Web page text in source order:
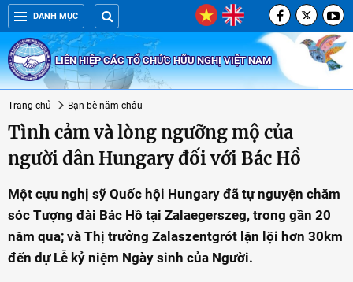
DANH MỤC
LIÊN HIỆP CÁC TỔ CHỨC HỮU NGHỊ VIỆT NAM
Trang chủ Bạn bè năm châu
Tình cảm và lòng ngưỡng mộ của
người dân Hungary đối với Bác Hồ
Một cựu nghị sỹ Quốc hội Hungary đã tự nguyện chăm
sóc Tượng đài Bác Hồ tại Zalaegerszeg, trong gần 20
năm qua; và Thị trưởng Zalaszentgrót lặn lội hơn 30km
đến dự Lễ kỷ niệm Ngày sinh của Người.